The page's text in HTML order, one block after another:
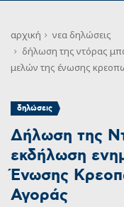
αρχική νεα δηλώσεις
δήλωση της ντόρας
μελών της ένωσης
δηλώσεις
Δήλωση της
εκδήλωση
Ένωσης
Αγοράς